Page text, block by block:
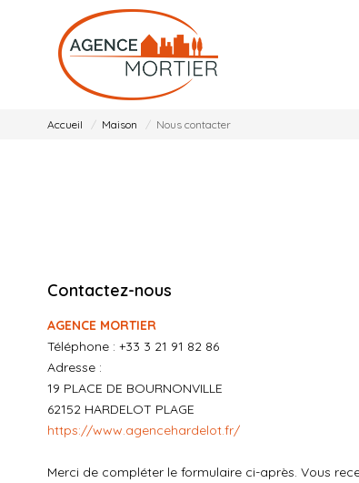
Accueil Maison Nous contacter
Contactez-nous
AGENCE MORTIER
Téléphone : +33 3 21 91 82 86
Adresse :
19 PLACE DE BOURNONVILLE
62152 HARDELOT PLAGE
https://www.agencehardelot.fr/
Merci de compléter le formulaire ci-après. Vous